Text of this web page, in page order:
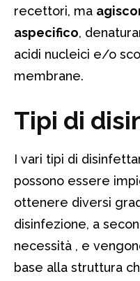
recettori, ma
aspecifico,
acidi nucleici e/o
membrane.
Tipi di
I vari tipi di
possono essere
ottenere diversi
disinfezione, a
necessità , e
base alla struttura